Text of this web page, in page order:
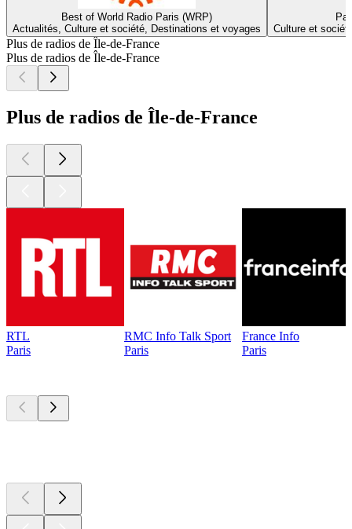
Best of World Radio Paris (WRP)
Actualités, Culture et société, Destinations et voyages
Culture et
Plus de radios de Île-de-France
Plus de radios de Île-de-France
Plus de radios de Île-de-France
RTL
Paris
RMC Info Talk Sport
Paris
France Info
Paris